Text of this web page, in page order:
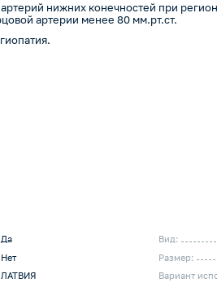
нижних конечностей при
артерии менее 80 мм.рт.ст.
Да
Нет
ЛАТВИЯ
Вид:
Размер:
Вариант